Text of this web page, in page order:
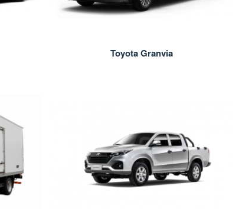
Toyota Granvia